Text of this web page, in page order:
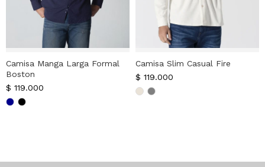
Camisa Manga Larga Formal
Boston
$ 119.000
Camisa Slim Casual Fire
$ 119.000